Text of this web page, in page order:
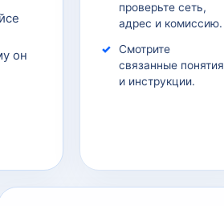
он
проверьте сеть,
адрес и комиссию.
Смотрите
связанные понятия
и инструкции.